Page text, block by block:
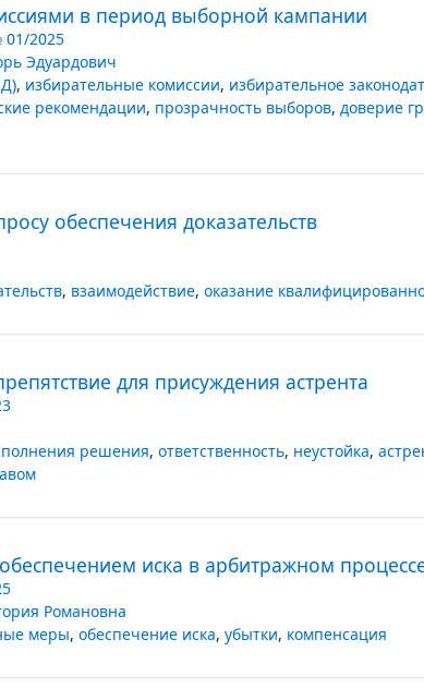
в период выборной кампании
01/2025
Эдуардович
, избирательные комиссии, избирательное
рекомендации, прозрачность выборов, доверие
обеспечения доказательств
, взаимодействие, оказание
для присуждения астрента
решения, ответственность, неустойка,
иска в арбитражном
Романовна
меры, обеспечение иска, убытки, компенсация